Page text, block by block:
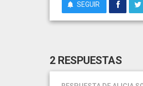
SEGUIR
2 RESPUESTAS